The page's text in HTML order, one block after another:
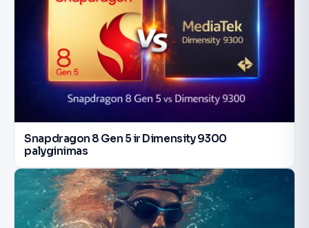
Snapdragon 8 Gen 5 ir Dimensity 9300
palyginimas